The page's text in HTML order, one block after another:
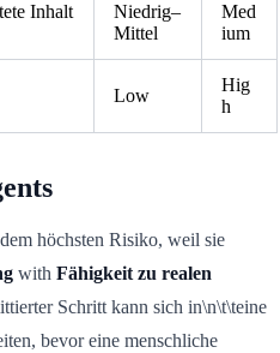
Inhalt
Niedrig–
Mittel
Med
ium
Low
Hig
h
höchsten Risiko, weil sie
with Fähigkeit zu realen
Schritt kann sich in\n\t\teine
bevor eine menschliche